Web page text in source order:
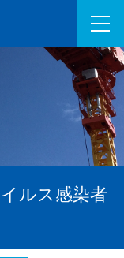
ルス感染者